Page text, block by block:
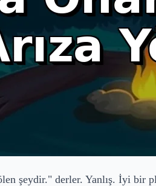
şeydir." derler. Yanlış. İyi bir